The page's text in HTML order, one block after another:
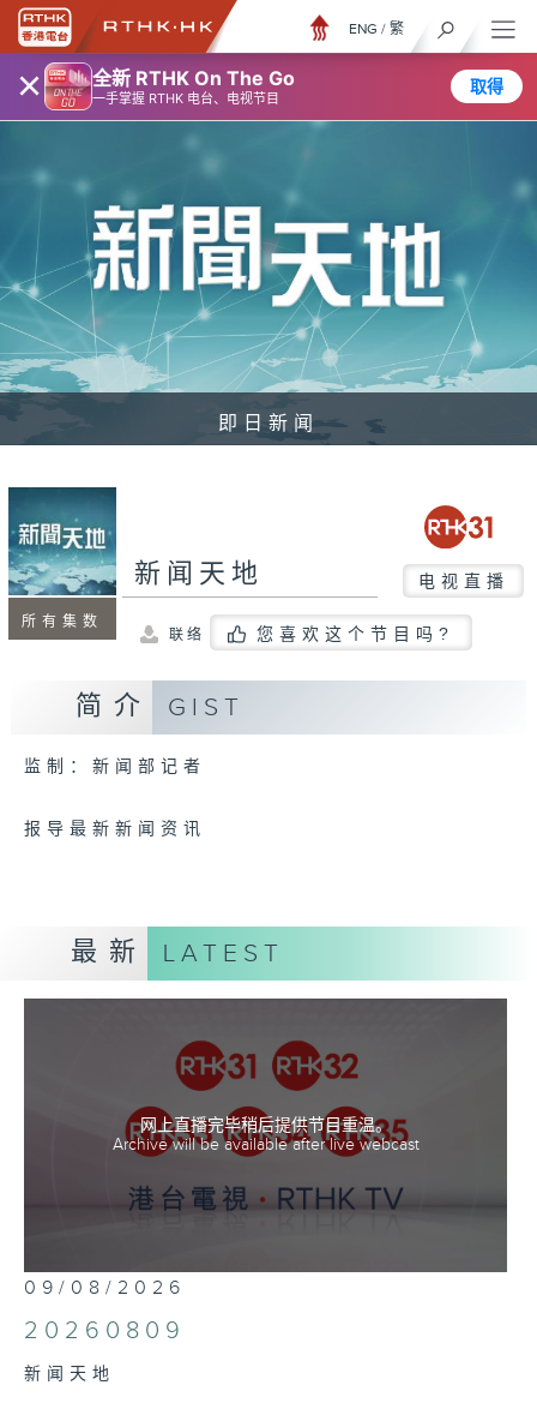
× 全新 RTHK On The Go
一手掌握 RTHK 电台、电视节目
取得
ENG / 繁
即日新闻
所有集数
新闻天地 电视直播
联络 您喜欢这个节目吗?
简介 GIST
监制：新闻部记者
报导最新新闻资讯
最新 LATEST
网上直播完毕稍后提供节目重温。
Archive will be available after live webcast
09/08/2026
20260809
新闻天地